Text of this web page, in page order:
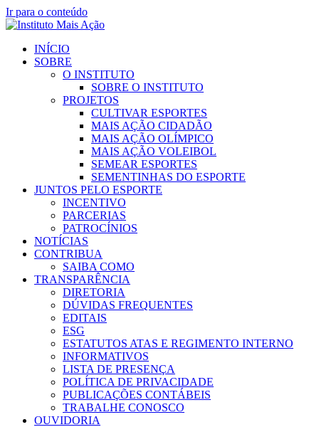
Ir para o conteúdo
INÍCIO
SOBRE
O INSTITUTO
SOBRE O INSTITUTO
PROJETOS
CULTIVAR ESPORTES
MAIS AÇÃO CIDADÃO
MAIS AÇÃO OLÍMPICO
MAIS AÇÃO VOLEIBOL
SEMEAR ESPORTES
SEMENTINHAS DO ESPORTE
JUNTOS PELO ESPORTE
INCENTIVO
PARCERIAS
PATROCÍNIOS
NOTÍCIAS
CONTRIBUA
SAIBA COMO
TRANSPARÊNCIA
DIRETORIA
DÚVIDAS FREQUENTES
EDITAIS
ESG
ESTATUTOS ATAS E REGIMENTO INTERNO
INFORMATIVOS
LISTA DE PRESENÇA
POLÍTICA DE PRIVACIDADE
PUBLICAÇÕES CONTÁBEIS
TRABALHE CONOSCO
OUVIDORIA